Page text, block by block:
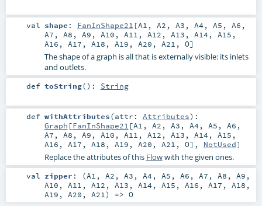
val shape : FanInShape21 [A1 , A2 , A3 , A4 , A5 , A6 ,
A7 , A8 , A9 , A10 , A11 , A12 , A13 , A14 , A15 ,
A16 , A17 , A18 , A19 , A20 , A21 , O]
The shape of a graph is all that is externally visible: its inlets
and outlets.
def toString() : String
def withAttributes(attr: Attributes) :
Graph [FanInShape21 [A1 , A2 , A3 , A4 , A5 , A6 ,
A7 , A8 , A9 , A10 , A11 , A12 , A13 , A14 , A15 ,
A16 , A17 , A18 , A19 , A20 , A21 , O], NotUsed]
Replace the attributes of this Flowwith the given ones.
val zipper : (A1 , A2 , A3 , A4 , A5 , A6 , A7 , A8 , A9 ,
A10 , A11 , A12 , A13 , A14 , A15 , A16 , A17 , A18 ,
A19 , A20 , A21) => O